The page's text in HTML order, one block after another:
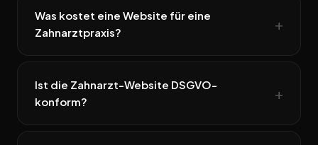
Was kostet eine Website für eine
Zahnarztpraxis?
Ist die Zahnarzt-Website DSGVO-
konform?